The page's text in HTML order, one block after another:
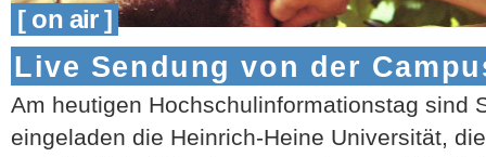
[ on air ]
Live Sendung von der
Am heutigen Hochschulinformationstag sind
eingeladen die Heinrich-Heine Universität,